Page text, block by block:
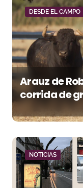
DESDE EL CAMPO
Arauz de
corrida de
la
en Ciudad
NOTICIAS